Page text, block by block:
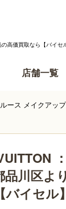
高価買取なら【バイセ
店舗一覧
ース メイクアッ
品川区
イセル】